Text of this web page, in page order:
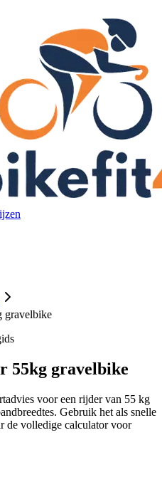
gravelbike
55kg gravelbike
voor een rijder van 55 kg
Gebruik het als snelle
de volledige calculator voor